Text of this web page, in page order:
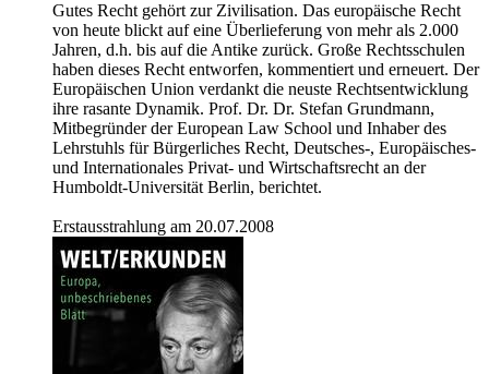
Gutes Recht gehört zur Zivilisation. Das europäische Recht
von heute blickt auf eine Überlieferung von mehr als 2.000
Jahren, d.h. bis auf die Antike zurück. Große Rechtsschulen
haben dieses Recht entworfen, kommentiert und erneuert. Der
Europäischen Union verdankt die neuste Rechtsentwicklung
ihre rasante Dynamik. Prof. Dr. Dr. Stefan Grundmann,
Mitbegründer der European Law School und Inhaber des
Lehrstuhls für Bürgerliches Recht, Deutsches-, Europäisches-
und Internationales Privat- und Wirtschaftsrecht an der
Humboldt-Universität Berlin, berichtet.
Erstausstrahlung am 20.07.2008